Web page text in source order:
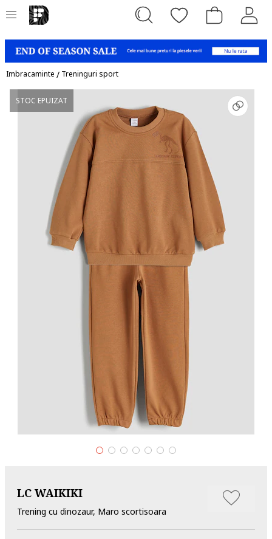
Imbracaminte / Treninguri sport
STOC EPUIZAT
LC WAIKIKI
Trening cu dinozaur, Maro scortisoara